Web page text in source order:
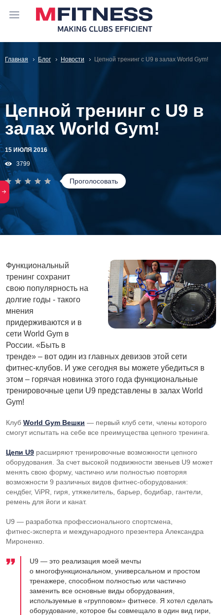
Главная Блог Новости Цепной тренинг с U9 в залах World Gym!
Цепной тренинг с U9 в
залах World Gym!
15 ИЮЛЯ 2016
3799
Проголосовать
Функциональный
тренинг сохранит
свою популярность на
долгие годы - такого
мнения
придерживаются и в
сети World Gym в
России. «Быть в
тренде» – вот один из главных девизов этой сети
фитнес-клубов. И уже сегодня вы можете убедиться в
этом – горячая новинка этого года функциональные
тренировочные цепи U9 представлены в залах World
Gym!
Клуб World Gym Вешки — первый клуб сети, члены которого
смогут испытать на себе все преимущества цепного тренинга.
Цепи U9 расширяют тренировочные возможности цепного
оборудования. За счет высокой подвижности звеньев U9 может
менять свою форму, частично или полностью повторяя
возможности 9 различных видов фитнес-оборудования:
сендбег, ViPR, гиря, утяжелитель, барьер, бодибар, гантели,
ремень для йоги и канат.
U9 — разработка профессионального спортсмена,
фитнес-эксперта и международного презентера Александра
Мироненко.
U9 — это реализация моей мечты
о многофункциональном, универсальном и простом
тренажере, способном полностью или частично
заменить все основные виды оборудования,
используемые в «групповом» фитнесе. Я хотел сделать
оборудование, которое бы совмещало в один вид гири,